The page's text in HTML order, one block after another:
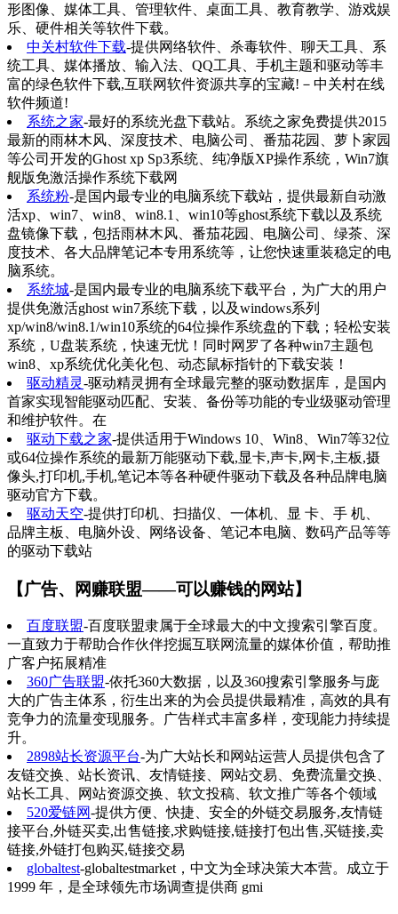
形图像、媒体工具、管理软件、桌面工具、教育教学、游戏娱
乐、硬件相关等软件下载。
中关村软件下载-提供网络软件、杀毒软件、聊天工具、系
统工具、媒体播放、输入法、QQ工具、手机主题和驱动等丰
富的绿色软件下载,互联网软件资源共享的宝藏!－中关村在线
软件频道!
系统之家-最好的系统光盘下载站。系统之家免费提供2015
最新的雨林木风、深度技术、电脑公司、番茄花园、萝卜家园
等公司开发的Ghost xp Sp3系统、纯净版XP操作系统，Win7旗
舰版免激活操作系统下载网
系统粉-是国内最专业的电脑系统下载站，提供最新自动激
活xp、win7、win8、win8.1、win10等ghost系统下载以及系统
盘镜像下载，包括雨林木风、番茄花园、电脑公司、绿茶、深
度技术、各大品牌笔记本专用系统等，让您快速重装稳定的电
脑系统。
系统城-是国内最专业的电脑系统下载平台，为广大的用户
提供免激活ghost win7系统下载，以及windows系列
xp/win8/win8.1/win10系统的64位操作系统盘的下载；轻松安装
系统，U盘装系统，快速无忧！同时网罗了各种win7主题包
win8、xp系统优化美化包、动态鼠标指针的下载安装！
驱动精灵-驱动精灵拥有全球最完整的驱动数据库，是国内
首家实现智能驱动匹配、安装、备份等功能的专业级驱动管理
和维护软件。在
驱动下载之家-提供适用于Windows 10、Win8、Win7等32位
或64位操作系统的最新万能驱动下载,显卡,声卡,网卡,主板,摄
像头,打印机,手机,笔记本等各种硬件驱动下载及各种品牌电脑
驱动官方下载。
驱动天空-提供打印机、扫描仪、一体机、显 卡、手 机、
品牌主板、电脑外设、网络设备、笔记本电脑、数码产品等等
的驱动下载站
【广告、网赚联盟——可以赚钱的网站】
百度联盟-百度联盟隶属于全球最大的中文搜索引擎百度。
一直致力于帮助合作伙伴挖掘互联网流量的媒体价值，帮助推
广客户拓展精准
360广告联盟-依托360大数据，以及360搜索引擎服务与庞
大的广告主体系，衍生出来的为会员提供最精准，高效的具有
竞争力的流量变现服务。广告样式丰富多样，变现能力持续提
升。
2898站长资源平台-为广大站长和网站运营人员提供包含了
友链交换、站长资讯、友情链接、网站交易、免费流量交换、
站长工具、网站资源交换、软文投稿、软文推广等各个领域
520爱链网-提供方便、快捷、安全的外链交易服务,友情链
接平台,外链买卖,出售链接,求购链接,链接打包出售,买链接,卖
链接,外链打包购买,链接交易
globaltest-globaltestmarket，中文为全球决策大本营。成立于
1999 年，是全球领先市场调查提供商 gmi